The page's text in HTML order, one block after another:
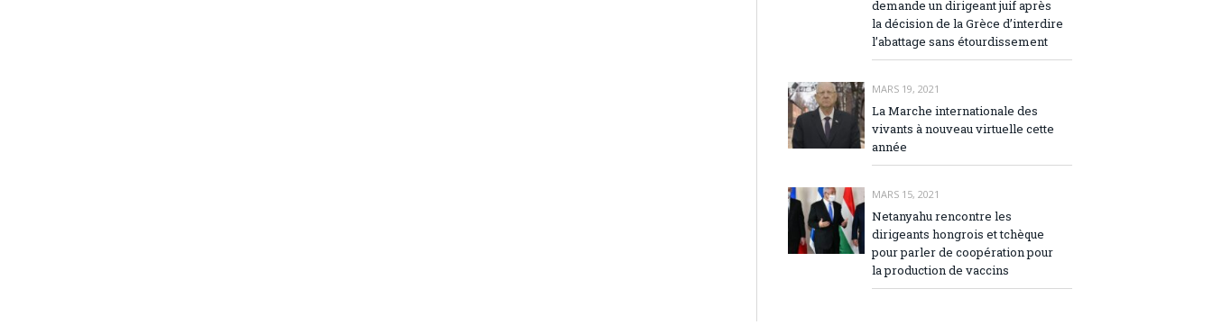
demande un dirigeant juif après
la décision de la Grèce d’interdire
l’abattage sans étourdissement
MARS 19, 2021
La Marche internationale des
vivants à nouveau virtuelle cette
année
MARS 15, 2021
Netanyahu rencontre les
dirigeants hongrois et tchèque
pour parler de coopération pour
la production de vaccins